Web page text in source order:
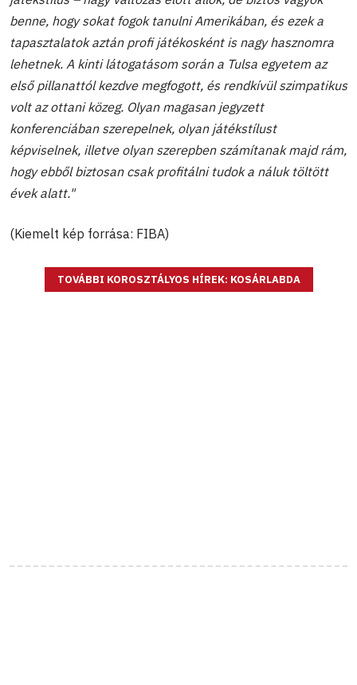
benne, hogy sokat fogok tanulni Amerikában, és ezek a
tapasztalatok aztán profi játékosként is nagy hasznomra
lehetnek. A kinti látogatásom során a Tulsa egyetem az
első pillanattól kezdve megfogott, és rendkívül szimpatikus
volt az ottani közeg. Olyan magasan jegyzett
konferenciában szerepelnek, olyan játékstílust
képviselnek, illetve olyan szerepben számítanak majd rám,
hogy ebből biztosan csak profitálni tudok a náluk töltött
évek alatt."
(Kiemelt kép forrása: FIBA)
TOVÁBBI KOROSZTÁLYOS HÍREK: KOSÁRLABDA